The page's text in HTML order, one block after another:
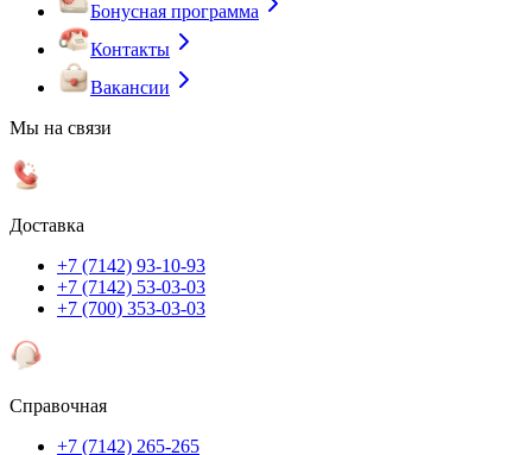
Бонусная программа
Контакты
Вакансии
Мы на связи
Доставка
+7 (7142) 93-10-93
+7 (7142) 53-03-03
+7 (700) 353-03-03
Справочная
+7 (7142) 265-265